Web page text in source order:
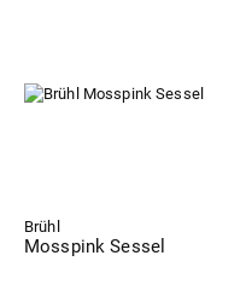
Brühl
Mosspink Sessel